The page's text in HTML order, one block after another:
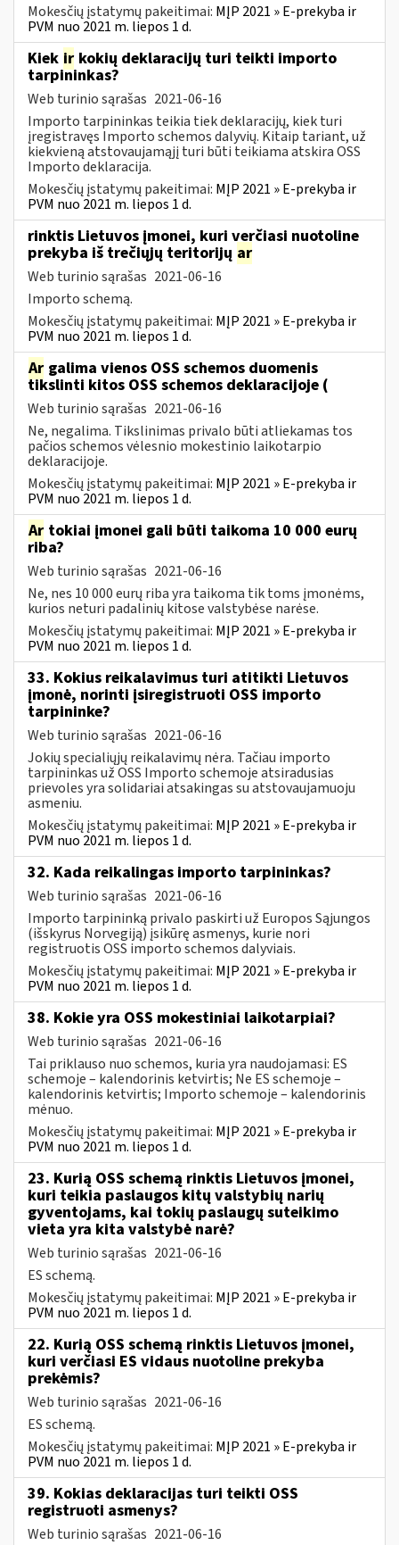
Mokesčių įstatymų pakeitimai: MĮP 2021 » E-prekyba ir
PVM nuo 2021 m. liepos 1 d.
Kiek ir kokių deklaracijų turi teikti importo
tarpininkas?
Web turinio sąrašas 2021-06-16
Importo tarpininkas teikia tiek deklaracijų, kiek turi
įregistravęs Importo schemos dalyvių. Kitaip tariant, už
kiekvieną atstovaujamąjį turi būti teikiama atskira OSS
Importo deklaracija.
Mokesčių įstatymų pakeitimai: MĮP 2021 » E-prekyba ir
PVM nuo 2021 m. liepos 1 d.
rinktis Lietuvos įmonei, kuri verčiasi nuotoline
prekyba iš trečiųjų teritorijų ar
Web turinio sąrašas 2021-06-16
Importo schemą.
Mokesčių įstatymų pakeitimai: MĮP 2021 » E-prekyba ir
PVM nuo 2021 m. liepos 1 d.
Ar galima vienos OSS schemos duomenis
tikslinti kitos OSS schemos deklaracijoje (
Web turinio sąrašas 2021-06-16
Ne, negalima. Tikslinimas privalo būti atliekamas tos
pačios schemos vėlesnio mokestinio laikotarpio
deklaracijoje.
Mokesčių įstatymų pakeitimai: MĮP 2021 » E-prekyba ir
PVM nuo 2021 m. liepos 1 d.
Ar tokiai įmonei gali būti taikoma 10 000 eurų
riba?
Web turinio sąrašas 2021-06-16
Ne, nes 10 000 eurų riba yra taikoma tik toms įmonėms,
kurios neturi padalinių kitose valstybėse narėse.
Mokesčių įstatymų pakeitimai: MĮP 2021 » E-prekyba ir
PVM nuo 2021 m. liepos 1 d.
33. Kokius reikalavimus turi atitikti Lietuvos
įmonė, norinti įsiregistruoti OSS importo
tarpininke?
Web turinio sąrašas 2021-06-16
Jokių specialiųjų reikalavimų nėra. Tačiau importo
tarpininkas už OSS Importo schemoje atsiradusias
prievoles yra solidariai atsakingas su atstovaujamuoju
asmeniu.
Mokesčių įstatymų pakeitimai: MĮP 2021 » E-prekyba ir
PVM nuo 2021 m. liepos 1 d.
32. Kada reikalingas importo tarpininkas?
Web turinio sąrašas 2021-06-16
Importo tarpininką privalo paskirti už Europos Sąjungos
(išskyrus Norvegiją) įsikūrę asmenys, kurie nori
registruotis OSS importo schemos dalyviais.
Mokesčių įstatymų pakeitimai: MĮP 2021 » E-prekyba ir
PVM nuo 2021 m. liepos 1 d.
38. Kokie yra OSS mokestiniai laikotarpiai?
Web turinio sąrašas 2021-06-16
Tai priklauso nuo schemos, kuria yra naudojamasi: ES
schemoje – kalendorinis ketvirtis; Ne ES schemoje –
kalendorinis ketvirtis; Importo schemoje – kalendorinis
mėnuo.
Mokesčių įstatymų pakeitimai: MĮP 2021 » E-prekyba ir
PVM nuo 2021 m. liepos 1 d.
23. Kurią OSS schemą rinktis Lietuvos įmonei,
kuri teikia paslaugos kitų valstybių narių
gyventojams, kai tokių paslaugų suteikimo
vieta yra kita valstybė narė?
Web turinio sąrašas 2021-06-16
ES schemą.
Mokesčių įstatymų pakeitimai: MĮP 2021 » E-prekyba ir
PVM nuo 2021 m. liepos 1 d.
22. Kurią OSS schemą rinktis Lietuvos įmonei,
kuri verčiasi ES vidaus nuotoline prekyba
prekėmis?
Web turinio sąrašas 2021-06-16
ES schemą.
Mokesčių įstatymų pakeitimai: MĮP 2021 » E-prekyba ir
PVM nuo 2021 m. liepos 1 d.
39. Kokias deklaracijas turi teikti OSS
registruoti asmenys?
Web turinio sąrašas 2021-06-16